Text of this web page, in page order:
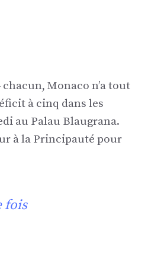
Monaco n’a tout
à cinq dans les
au Palau Blaugrana.
à la Principauté pour
fois